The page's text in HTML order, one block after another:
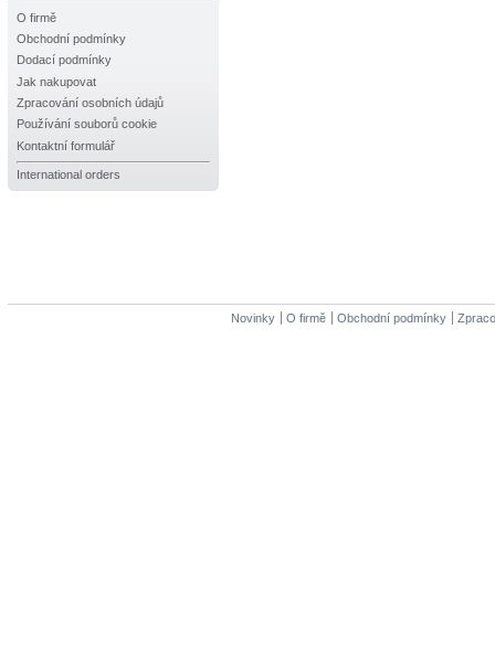
O firmě
Obchodní podmínky
Dodací podmínky
Jak nakupovat
Zpracování osobních údajů
Používání souborů cookie
Kontaktní formulář
International orders
Novinky O firmě Obchodní podmínky